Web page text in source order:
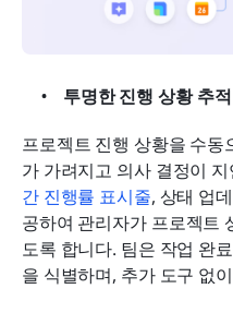
투명한 진행 상황 추
프로젝트 진행 상황을 수
가 가려지고 의사 결정이
간 진행률 표시줄, 상태 업
공하여 관리자가 프로젝트
도록 합니다. 팀은 작업 완
을 식별하며, 추가 도구 없